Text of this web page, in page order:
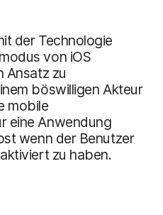
der Technologie
von iOS
Ansatz zu
böswilligen Akteur
mobile
eine Anwendung
wenn der Benutzer
zu haben.